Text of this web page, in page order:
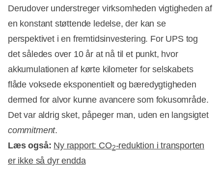
Derudover understreger virksomheden vigtigheden af
en konstant støttende ledelse, der kan se
perspektivet i en fremtidsinvestering. For UPS tog
det således over 10 år at nå til et punkt, hvor
akkumulationen af kørte kilometer for selskabets
flåde voksede eksponentielt og bæredygtigheden
dermed for alvor kunne avancere som fokusområde.
Det var aldrig sket, påpeger man, uden en langsigtet
commitment.
Læs også: Ny rapport: CO2-reduktion i transporten
er ikke så dyr endda